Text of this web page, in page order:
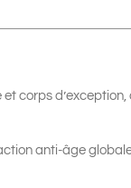
et corps
anti-âge